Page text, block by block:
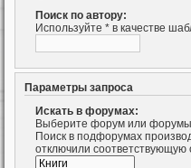
Поиск по автору:
Используйте * в качестве
Параметры запроса
Искать в форумах:
Выберите форум или
Поиск в подфорумах
отключили